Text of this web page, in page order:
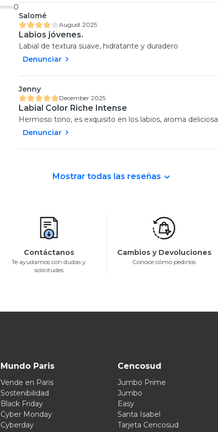
0
Salomé
August 2025
Labios jóvenes.
Labial de textura suave, hidratante y duradero
Denunciar
Jenny
December 2025
Labial Color Riche Intense
Hermoso tono, es exquisito en los labios, aroma deliciosa
Denunciar
Mostrar todas las reseñas
Contáctanos
Te ayudamos con dudas y
solicitudes
Cambios y Devoluciones
Conoce cómo pedirlos
Mundo Paris
Vende en Paris
Sostenibilidad
Black Friday
Cyber Monday
Cyberday
Cencosud
Jumbo Prime
Jumbo
Easy
Santa Isabel
Tarjeta Cencosud